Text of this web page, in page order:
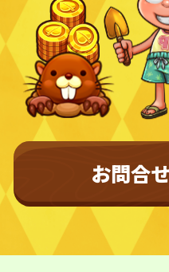
お問合せ
プライバシーポリシー
©︎